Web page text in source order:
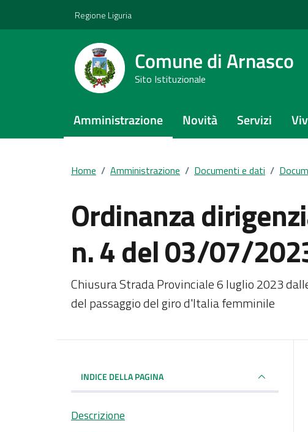
Regione Liguria
Comune di Arnasco
Sito Istituzionale
Amministrazione Novità Servizi
Home / Amministrazione / Documenti e dati /
Ordinanza
n. 4 del 03/07/
Dettagli del documento
Chiusura Strada Provinciale 6 luglio 2023
del passaggio del giro d'Italia femminile
INDICE DELLA PAGINA
Descrizione